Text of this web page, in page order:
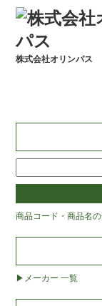
株式会社オリンパス
商品コード・商品名
メーカー 一覧